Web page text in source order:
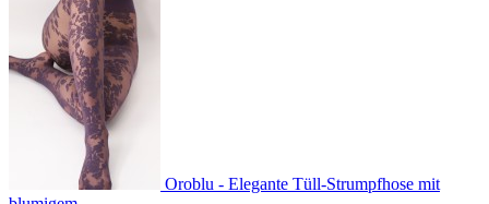
Oroblu - Elegante Tüll-Strumpfhose mit